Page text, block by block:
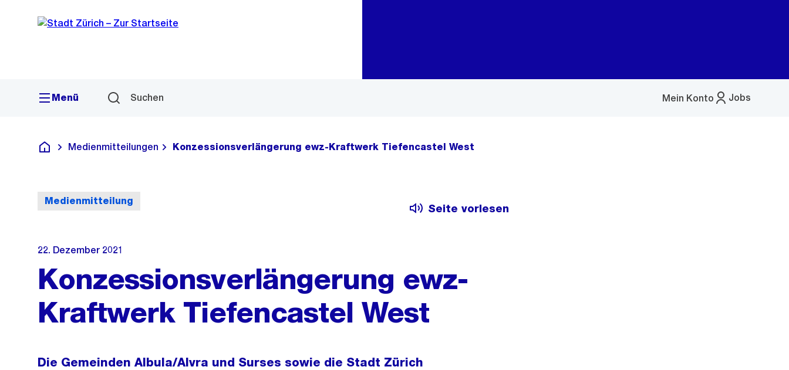
Navigation
Sprunglink
Menü Suchen Jobs
Mein Konto
Menü
Deutsch
Medienmitteilungen Konzessionsverlängerung ewz-Kraftwerk Tiefencastel West
Medienmitteilung
Seite vorlesen
22. Dezember 2021
Konzessionsverlängerung ewz-
Kraftwerk Tiefencastel West
Die Gemeinden Albula/Alvra und Surses sowie die Stadt Zürich